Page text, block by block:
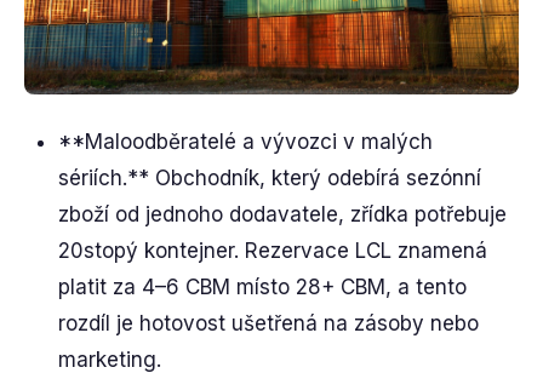
**Maloodběratelé a vývozci v malých
sériích.** Obchodník, který odebírá sezónní
zboží od jednoho dodavatele, zřídka potřebuje
20stopý kontejner. Rezervace LCL znamená
platit za 4–6 CBM místo 28+ CBM, a tento
rozdíl je hotovost ušetřená na zásoby nebo
marketing.